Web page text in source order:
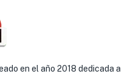
en el año 2018 dedicada